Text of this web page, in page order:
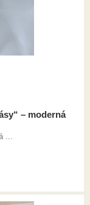
– moderná
...